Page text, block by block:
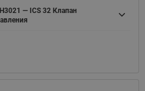
— ICS 32 Клапан